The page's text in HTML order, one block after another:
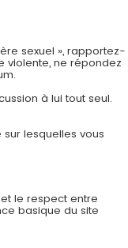
sexuel », rapportez-
violente, ne répondez
à lui tout seul.
lesquelles vous
le respect entre
basique du site